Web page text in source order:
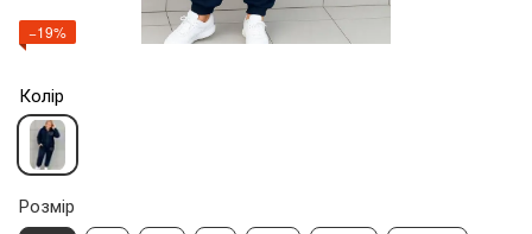
−19%
Колір
Розмір